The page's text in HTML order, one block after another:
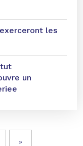
les
un
»